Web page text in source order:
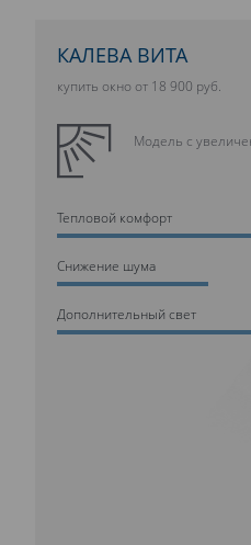
КАЛЕВА ВИТА
купить окно от 18 900 руб.
Модель с
Тепловой комфорт
Cнижение шума
Дополнительный свет